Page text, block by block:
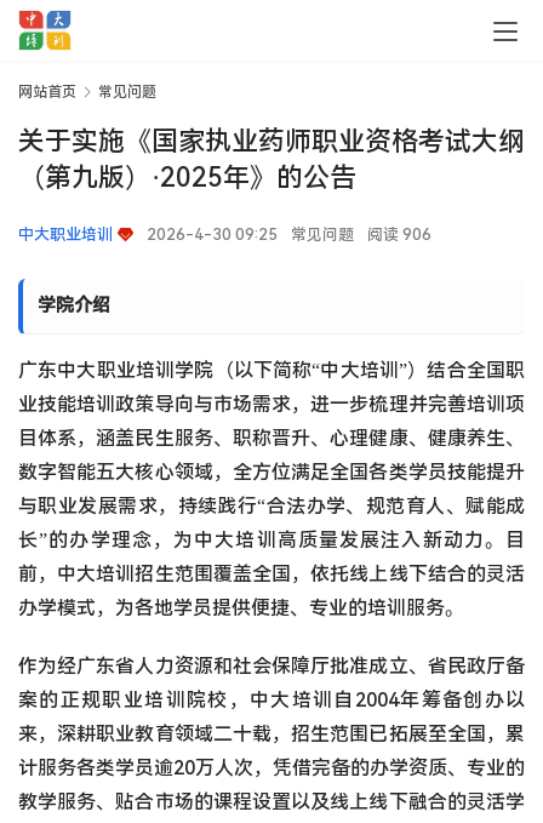
网站首页 常见问题
关于实施《国家执业药师职业资格考试大纲
（第九版）·2025年》的公告
中大职业培训 2026-4-30 09:25 常见问题 阅读 906
学院介绍
广东中大职业培训学院（以下简称“中大培训”）结合全国职
业技能培训政策导向与市场需求，进一步梳理并完善培训项
目体系，涵盖民生服务、职称晋升、心理健康、健康养生、
数字智能五大核心领域，全方位满足全国各类学员技能提升
与职业发展需求，持续践行“合法办学、规范育人、赋能成
长”的办学理念，为中大培训高质量发展注入新动力。目
前，中大培训招生范围覆盖全国，依托线上线下结合的灵活
办学模式，为各地学员提供便捷、专业的培训服务。
作为经广东省人力资源和社会保障厅批准成立、省民政厅备
案的正规职业培训院校，中大培训自2004年筹备创办以
来，深耕职业教育领域二十载，招生范围已拓展至全国，累
计服务各类学员逾20万人次，凭借完备的办学资质、专业的
教学服务、贴合市场的课程设置以及线上线下融合的灵活学